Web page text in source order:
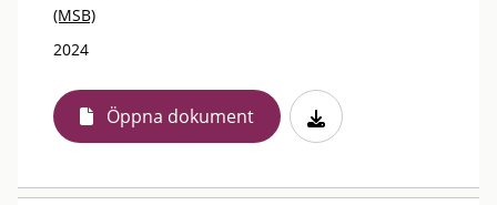
(MSB)
2024
Öppna dokument